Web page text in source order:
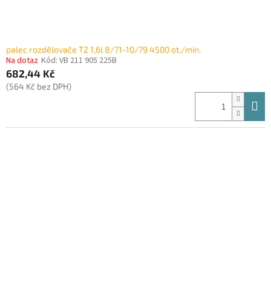
palec rozdělovače T2 1,6l 8/71-10/79 4500 ot./min.
Na dotaz Kód: VB 211 905 225B
682,44 Kč
(564 Kč bez DPH)